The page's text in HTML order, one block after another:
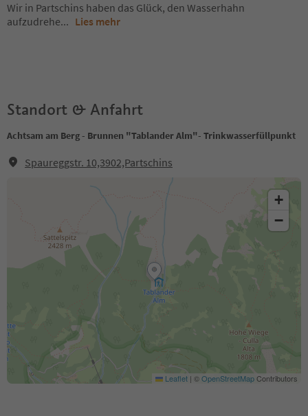
Wir in Partschins haben das Glück, den Wasserhahn
aufzudrehe... Lies mehr
Standort & Anfahrt
Achtsam am Berg - Brunnen "Tablander Alm"- Trinkwasserfüllpunkt
Spaureggstr. 10,3902,Partschins
+
−
Leaflet | ©OpenStreetMapContributors